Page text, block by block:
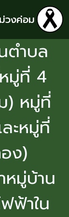
วงค่อม
ตำบล
มู่ที่ 4
) หมู่ที่
ะหมู่ที่
ง)
หมู่บ้าน
ฟ้าใน